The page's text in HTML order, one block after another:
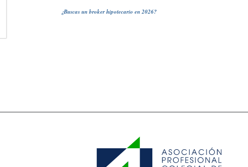
¿Buscas un broker hipotecario en 2026?